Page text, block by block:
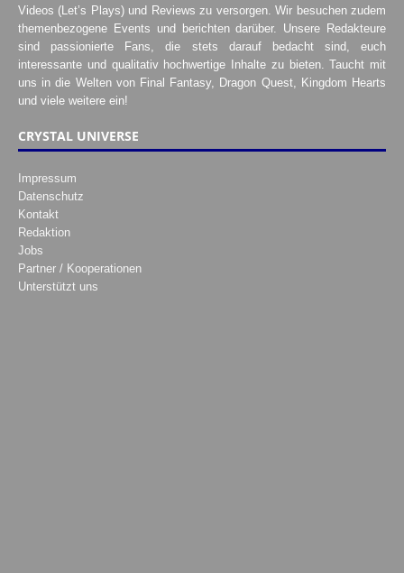
Videos (Let’s Plays) und Reviews zu versorgen. Wir besuchen zudem
themenbezogene Events und berichten darüber. Unsere Redakteure
sind passionierte Fans, die stets darauf bedacht sind, euch
interessante und qualitativ hochwertige Inhalte zu bieten. Taucht mit
uns in die Welten von Final Fantasy, Dragon Quest, Kingdom Hearts
und viele weitere ein!
CRYSTAL UNIVERSE
Impressum
Datenschutz
Kontakt
Redaktion
Jobs
Partner / Kooperationen
Unterstützt uns